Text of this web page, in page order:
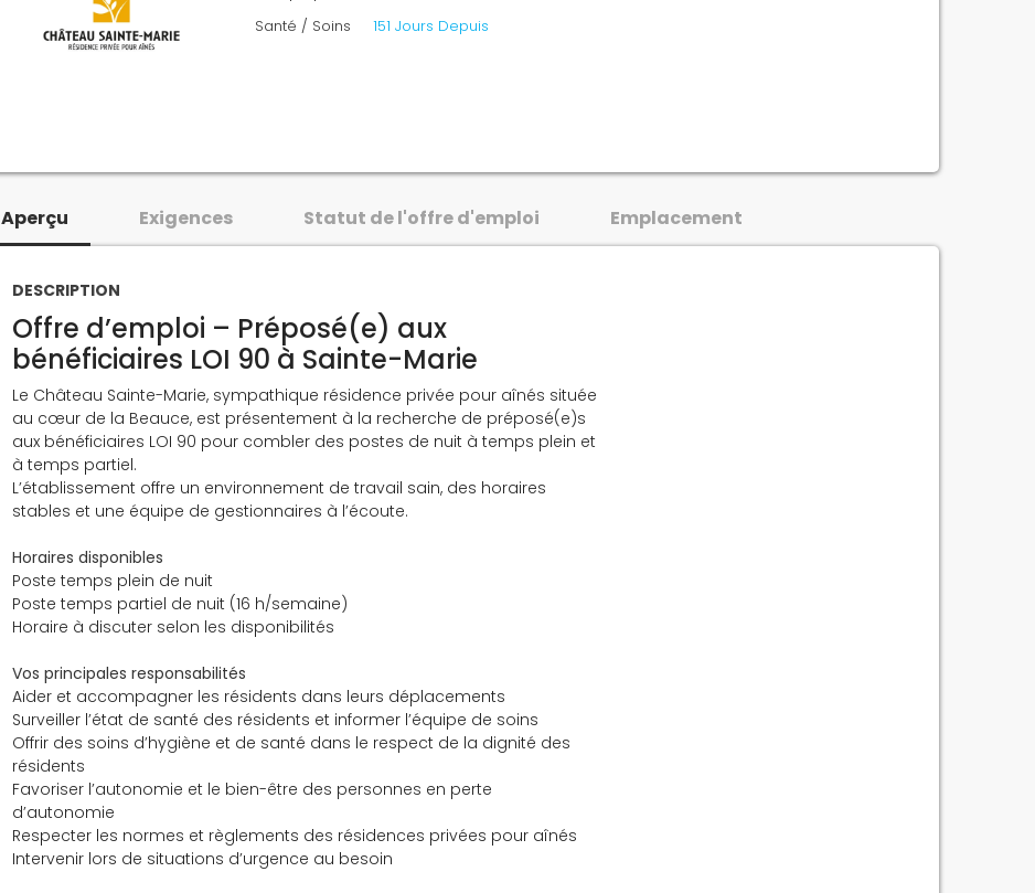
Santé / Soins 151 Jours Depuis
Aperçu Exigences Statut de l'offre d'emploi Emplacement
DESCRIPTION
Offre d’emploi – Préposé(e) aux
bénéficiaires LOI 90 à Sainte-Marie
Le Château Sainte-Marie, sympathique résidence privée pour aînés située
au cœur de la Beauce, est présentement à la recherche de préposé(e)s
aux bénéficiaires LOI 90 pour combler des postes de nuit à temps plein et
à temps partiel.
L’établissement offre un environnement de travail sain, des horaires
stables et une équipe de gestionnaires à l’écoute.
Horaires disponibles
Poste temps plein de nuit
Poste temps partiel de nuit (16 h/semaine)
Horaire à discuter selon les disponibilités
Vos principales responsabilités
Aider et accompagner les résidents dans leurs déplacements
Surveiller l’état de santé des résidents et informer l’équipe de soins
Offrir des soins d’hygiène et de santé dans le respect de la dignité des
résidents
Favoriser l’autonomie et le bien-être des personnes en perte
d’autonomie
Respecter les normes et règlements des résidences privées pour aînés
Intervenir lors de situations d’urgence au besoin